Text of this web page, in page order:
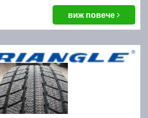
виж повече